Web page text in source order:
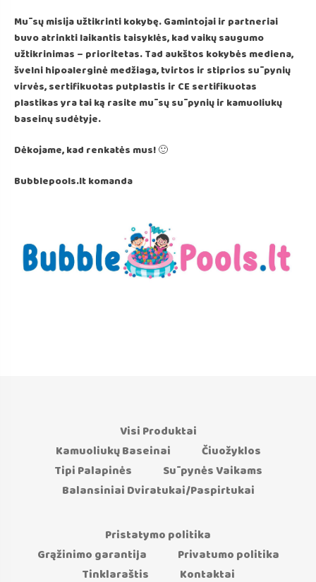
Mūsų misija užtikrinti kokybę. Gamintojai ir partneriai
buvo atrinkti laikantis taisyklės, kad vaikų saugumo
užtikrinimas – prioritetas. Tad aukštos kokybės mediena,
švelni hipoalerginė medžiaga, tvirtos ir stiprios sūpynių
virvės, sertifikuotas putplastis ir CE sertifikuotas
plastikas yra tai ką rasite mūsų sūpynių ir kamuoliukų
baseinų sudėtyje.
Dėkojame, kad renkatės mus! 🙂
Bubblepools.lt komanda
Visi Produktai
Kamuoliukų Baseinai
Čiuožyklos
Tipi Palapinės
Sūpynės Vaikams
Balansiniai Dviratukai/Paspirtukai
Pristatymo politika
Grąžinimo garantija
Privatumo politika
Tinklaraštis
Kontaktai